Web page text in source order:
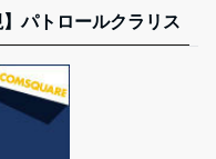
パトロールクラリス